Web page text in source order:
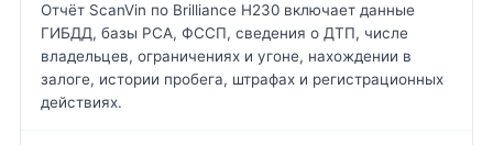
Отчёт ScanVin по Brilliance H230 включает данные
ГИБДД, базы РСА, ФССП, сведения о ДТП, числе
владельцев, ограничениях и угоне, нахождении в
залоге, истории пробега, штрафах и регистрационных
действиях.